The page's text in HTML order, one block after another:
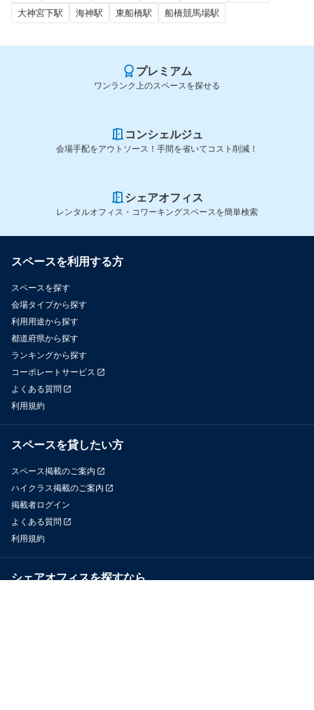
大神宮下駅
海神駅 東船橋駅 船橋競馬場駅
プレミアム
ワンランク上のスペースを探せる
コンシェルジュ
会場手配をアウトソース！手間を省いてコスト削減！
シェアオフィス
レンタルオフィス・コワーキングスペースを簡単検索
スペースを利用する方
スペースを探す
会場タイプから探す
利用用途から探す
都道府県から探す
ランキングから探す
コーポレートサービス
よくある質問
利用規約
スペースを貸したい方
スペース掲載のご案内
ハイクラス掲載のご案内
掲載者ログイン
よくある質問
利用規約
シェアオフィスを探すなら